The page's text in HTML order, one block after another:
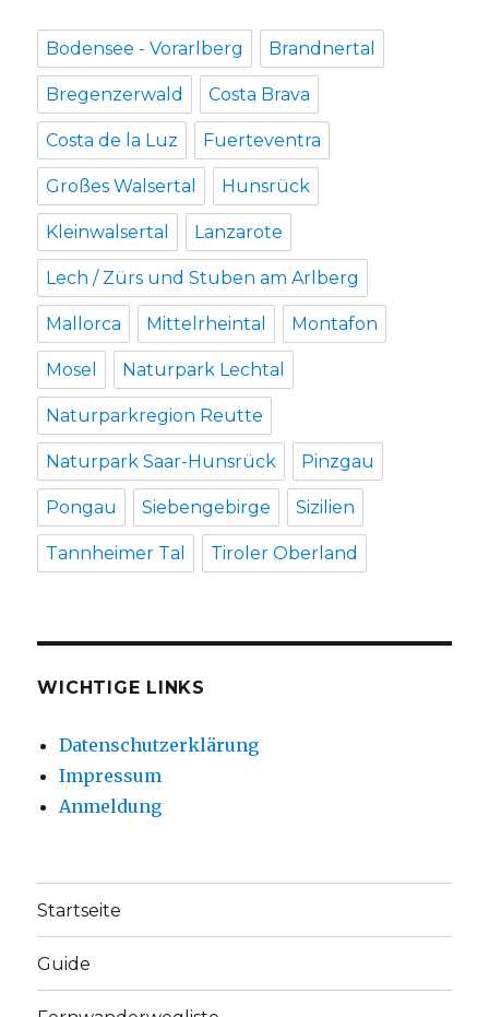
Bodensee - Vorarlberg Brandnertal
Bregenzerwald Costa Brava
Costa de la Luz Fuerteventra
Großes Walsertal Hunsrück
Kleinwalsertal Lanzarote
Lech / Zürs und Stuben am Arlberg
Mallorca Mittelrheintal Montafon
Mosel Naturpark Lechtal
Naturparkregion Reutte
Naturpark Saar-Hunsrück Pinzgau
Pongau Siebengebirge Sizilien
Tannheimer Tal Tiroler Oberland
WICHTIGE LINKS
Datenschutzerklärung
Impressum
Anmeldung
Startseite
Guide